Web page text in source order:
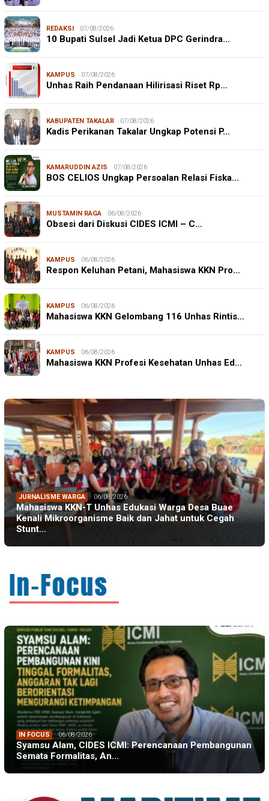
REDAKSI 07/08/2026
10 Bupati Sulsel Jadi Ketua DPC Gerindra…
KAMPUS 07/08/2026
Unhas Raih Pendanaan Hilirisasi Riset Rp…
KABUPATEN TAKALAR 07/08/2026
Kadis Perikanan Takalar Ungkap Potensi P…
KAMARUDDIN AZIS 07/08/2026
BOS CELIOS Ungkap Persoalan Relasi Fiska…
MUSTAMIN RAGA 06/08/2026
Obsesi dari Diskusi CIDES ICMI – C…
KAMPUS 06/08/2026
Respon Keluhan Petani, Mahasiswa KKN Pro…
KAMPUS 06/08/2026
Mahasiswa KKN Gelombang 116 Unhas Rintis…
KAMPUS 06/08/2026
Mahasiswa KKN Profesi Kesehatan Unhas Ed…
JURNALISME WARGA 06/08/2026
Mahasiswa KKN-T Unhas Edukasi Warga Desa Buae
Kenali Mikroorganisme Baik dan Jahat untuk Cegah
Stunt…
IN FOCUS 06/08/2026
Syamsu Alam, CIDES ICMI: Perencanaan Pembangunan
Semata Formalitas, An…